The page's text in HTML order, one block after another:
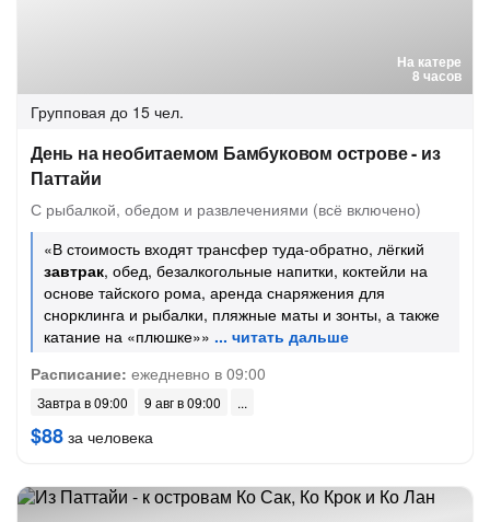
На катере
8 часов
Групповая до 15 чел.
День на необитаемом Бамбуковом острове - из
Паттайи
С рыбалкой, обедом и развлечениями (всё включено)
«В стоимость входят трансфер туда-обратно, лёгкий
завтрак, обед, безалкогольные напитки, коктейли на
основе тайского рома, аренда снаряжения для
снорклинга и рыбалки, пляжные маты и зонты, а также
катание на «плюшке»»
Расписание: ежедневно в 09:00
Завтра в 09:00 9 авг в 09:00
$88 за человека